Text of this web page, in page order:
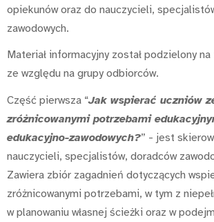
opiekunów oraz do nauczycieli,
zawodowych.
Materiał informacyjny został podzielony
ze względu na grupy odbiorców.
Część pierwsza “Jak wspierać uczniów
zróżnicowanymi potrzebami
edukacyjno-zawodowych?” - jest
nauczycieli, specjalistów, doradców
Zawiera zbiór zagadnień dotyczących
zróżnicowanymi potrzebami, w tym z
w planowaniu własnej ścieżki oraz w